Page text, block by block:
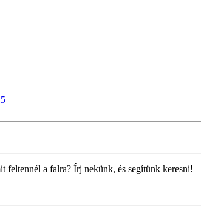
feltennél a falra? Írj nekünk, és segítünk keresni!